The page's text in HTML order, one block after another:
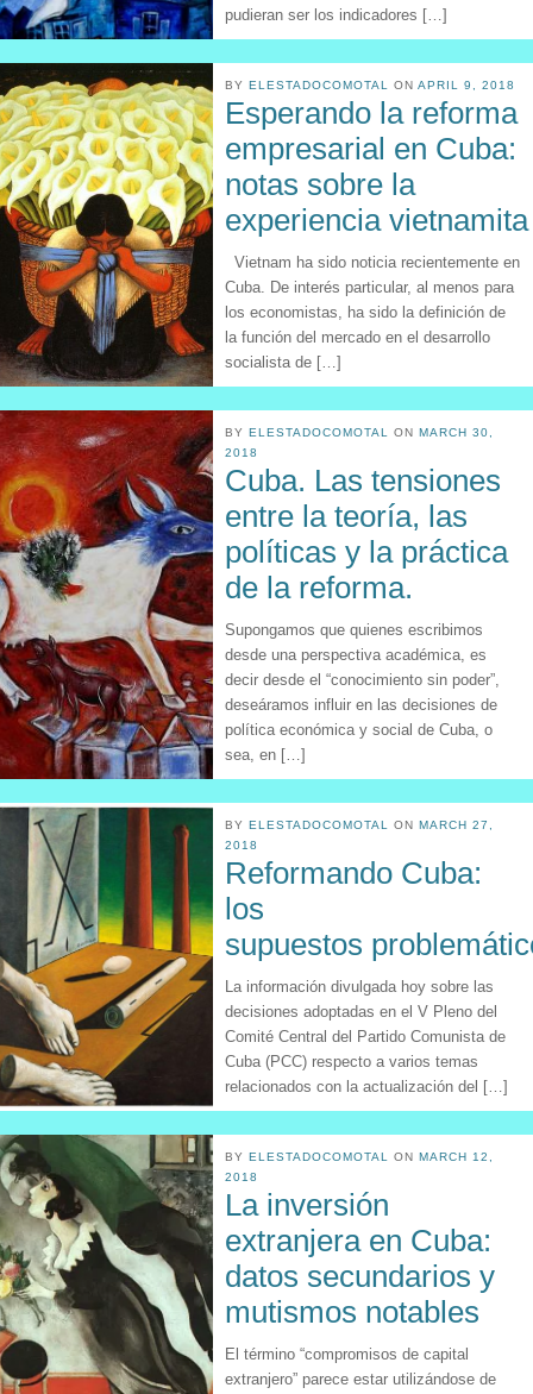
pudieran ser los indicadores […]
BY ELESTADOCOMOTAL ON APRIL 9, 2018
Esperando la reforma
empresarial en Cuba:
notas sobre la
experiencia vietnamita
Vietnam ha sido noticia recientemente en
Cuba. De interés particular, al menos para
los economistas, ha sido la definición de
la función del mercado en el desarrollo
socialista de […]
BY ELESTADOCOMOTAL ON MARCH 30,
2018
Cuba. Las tensiones
entre la teoría, las
políticas y la práctica
de la reforma.
Supongamos que quienes escribimos
desde una perspectiva académica, es
decir desde el “conocimiento sin poder”,
deseáramos influir en las decisiones de
política económica y social de Cuba, o
sea, en […]
BY ELESTADOCOMOTAL ON MARCH 27,
2018
Reformando Cuba:
los
supuestos
La información divulgada hoy sobre las
decisiones adoptadas en el V Pleno del
Comité Central del Partido Comunista de
Cuba (PCC) respecto a varios temas
relacionados con la actualización del […]
BY ELESTADOCOMOTAL ON MARCH 12,
2018
La inversión
extranjera en Cuba:
datos secundarios y
mutismos notables
El término “compromisos de capital
extranjero” parece estar utilizándose de